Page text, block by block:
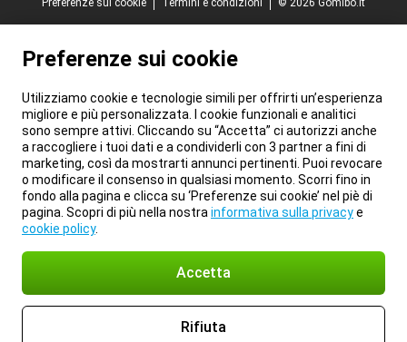
Preferenze sui cookie
Termini e condizioni © 2026 Gomibo.it
Preferenze sui cookie
Utilizziamo cookie e tecnologie simili per offrirti un’esperienza
migliore e più personalizzata. I cookie funzionali e analitici
sono sempre attivi. Cliccando su “Accetta” ci autorizzi anche
a raccogliere i tuoi dati e a condividerli con 3 partner a fini di
marketing, così da mostrarti annunci pertinenti. Puoi revocare
o modificare il consenso in qualsiasi momento. Scorri fino in
fondo alla pagina e clicca su ‘Preferenze sui cookie’ nel piè di
pagina. Scopri di più nella nostra informativa sulla privacye
cookie policy.
Accetta
Rifiuta